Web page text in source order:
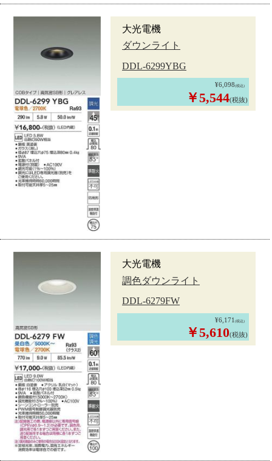
大光電機
ダウンライト
DDL-6299YBG
¥6,098(税込)
￥5,544(税抜)
大光電機
調色ダウンライト
DDL-6279FW
¥6,171(税込)
￥5,610(税抜)